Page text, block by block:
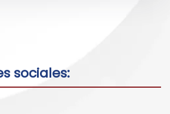
sociales: